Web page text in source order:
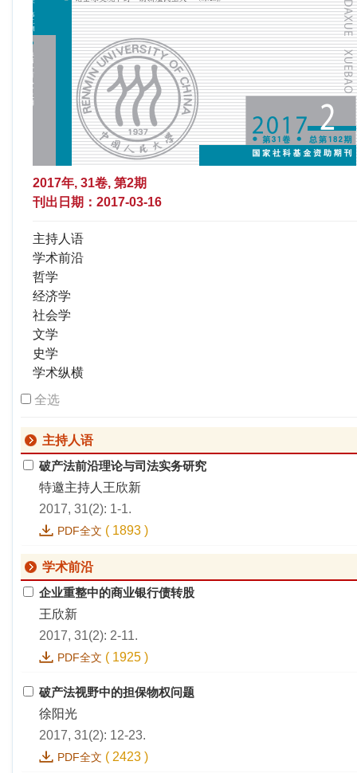
2017年, 31卷, 第2期
刊出日期：2017-03-16
主持人语
学术前沿
哲学
经济学
社会学
文学
史学
学术纵横
全选
主持人语
破产法前沿理论与司法实务研究
特邀主持人王欣新
2017, 31(2): 1-1.
PDF全文 ( 1893 )
学术前沿
企业重整中的商业银行债转股
王欣新
2017, 31(2): 2-11.
PDF全文 ( 1925 )
破产法视野中的担保物权问题
徐阳光
2017, 31(2): 12-23.
PDF全文 ( 2423 )